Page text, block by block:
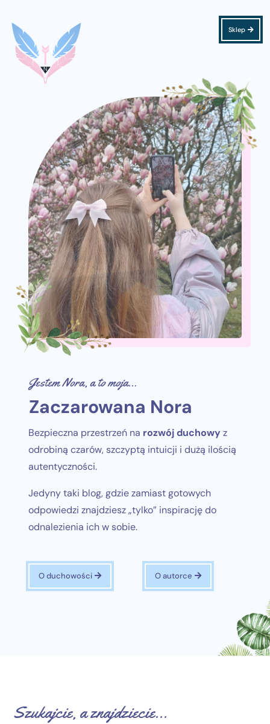
Sklep
Jestem Nora, a to moja…
Zaczarowana Nora
Bezpieczna przestrzeń na rozwój duchowy z
odrobiną czarów, szczyptą intuicji i dużą ilością
autentyczności.
Jedyny taki blog, gdzie zamiast gotowych
odpowiedzi znajdziesz „tylko” inspirację do
odnalezienia ich w sobie.
O duchowości O autorce
Szukajcie, a znajdziecie…